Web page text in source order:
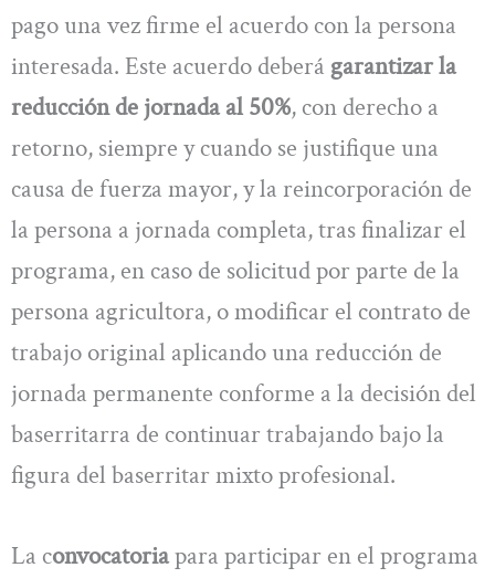
pago una vez firme el acuerdo con la persona
interesada. Este acuerdo deberá garantizar la
reducción de jornada al 50%, con derecho a
retorno, siempre y cuando se justifique una
causa de fuerza mayor, y la reincorporación de
la persona a jornada completa, tras finalizar el
programa, en caso de solicitud por parte de la
persona agricultora, o modificar el contrato de
trabajo original aplicando una reducción de
jornada permanente conforme a la decisión del
baserritarra de continuar trabajando bajo la
figura del baserritar mixto profesional.
La convocatoriapara participar en el programa